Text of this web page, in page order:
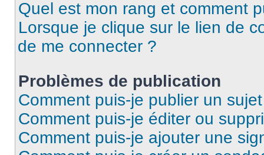
Quel est mon rang et comment
Lorsque je clique sur le lien de
de me connecter ?
Problèmes de publication
Comment puis-je publier un
Comment puis-je éditer ou
Comment puis-je ajouter une